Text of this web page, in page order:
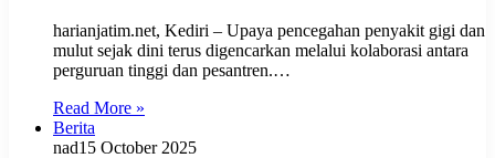
harianjatim.net, Kediri – Upaya pencegahan penyakit gigi dan
mulut sejak dini terus digencarkan melalui kolaborasi antara
perguruan tinggi dan pesantren.…
Read More »
Berita
nad15 October 2025